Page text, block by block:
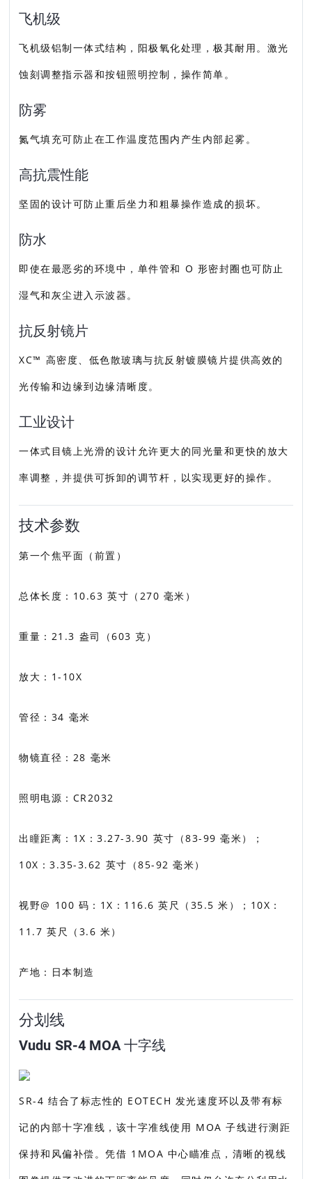
飞机级
飞机级铝制一体式结构，阳极氧化处理，极其耐用。激光
蚀刻调整指示器和按钮照明控制，操作简单。
防雾
氮气填充可防止在工作温度范围内产生内部起雾。
高抗震性能
坚固的设计可防止重后坐力和粗暴操作造成的损坏。
防水
即使在最恶劣的环境中，单件管和 O 形密封圈也可防止
湿气和灰尘进入示波器。
抗反射镜片
XC™ 高密度、低色散玻璃与抗反射镀膜镜片提供高效的
光传输和边缘到边缘清晰度。
工业设计
一体式目镜上光滑的设计允许更大的同光量和更快的放大
率调整，并提供可拆卸的调节杆，以实现更好的操作。
技术参数
第一个焦平面（前置）
总体长度：10.63 英寸（270 毫米）
重量：21.3 盎司（603 克）
放大：1-10X
管径：34 毫米
物镜直径：28 毫米
照明电源：CR2032
出瞳距离：1X：3.27-3.90 英寸（83-99 毫米）；
10X：3.35-3.62 英寸（85-92 毫米）
视野@ 100 码：1X：116.6 英尺（35.5 米）；10X：
11.7 英尺（3.6 米）
产地：日本制造
分划线
Vudu SR-4 MOA 十字线
SR-4 结合了标志性的 EOTECH 发光速度环以及带有标
记的内部十字准线，该十字准线使用 MOA 子线进行测距
保持和风偏补偿。凭借 1MOA 中心瞄准点，清晰的视线